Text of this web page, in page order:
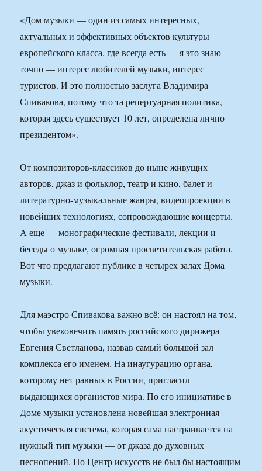
«Дом музыки — один из самых интересных,
актуальных и эффективных объектов культуры
европейского класса, где всегда есть — я это знаю
точно — интерес любителей музыки, интерес
туристов. И это полностью заслуга Владимира
Спивакова, потому что та репертуарная политика,
которая здесь существует 10 лет, определена лично
президентом».
От композиторов-классиков до ныне живущих
авторов, джаз и фольклор, театр и кино, балет и
литературно-музыкальные жанры, видеопроекции в
новейших технологиях, сопровождающие концерты.
А еще — монографические фестивали, лекции и
беседы о музыке, огромная просветительская работа.
Вот что предлагают публике в четырех залах Дома
музыки.
Для маэстро Спивакова важно всё: он настоял на том,
чтобы увековечить память российского дирижера
Евгения Светланова, назвав самый большой зал
комплекса его именем. На инаугурацию органа,
которому нет равных в России, пригласил
выдающихся органистов мира. По его инициативе в
Доме музыки установлена новейшая электронная
акустическая система, которая сама настраивается на
нужный тип музыки — от джаза до духовных
песнопений. Но Центр искусств не был бы настоящим